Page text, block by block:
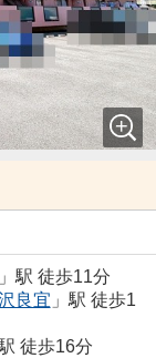
」駅 徒歩11分
良宜 」駅 徒歩1
駅 徒歩16分